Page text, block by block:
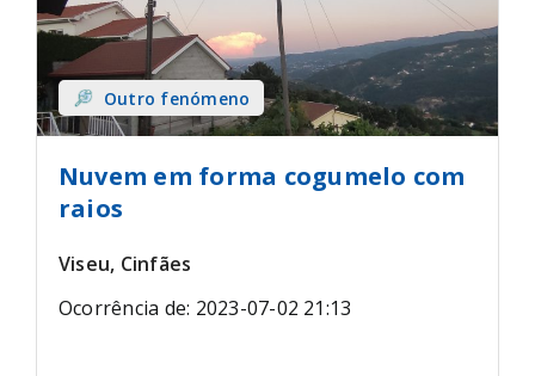
Outro fenómeno
Nuvem em forma cogumelo com
raios
Viseu, Cinfães
Ocorrência de: 2023-07-02 21:13